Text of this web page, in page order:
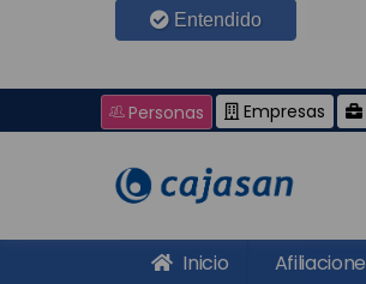
Entendido
Personas Empresas
Inicio